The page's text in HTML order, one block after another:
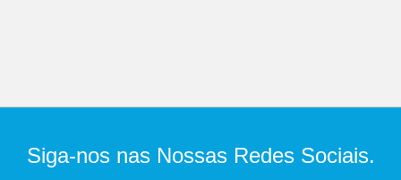
Siga-nos nas Nossas Redes Sociais.